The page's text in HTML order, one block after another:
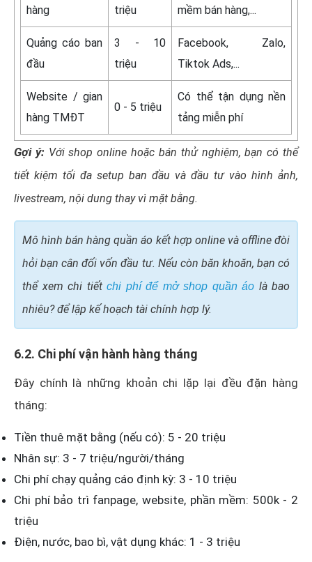
hàng
triệu
mềm bán hàng,...
Quảng cáo ban
đầu
3 - 10
triệu
Facebook, Zalo,
Tiktok Ads,...
Website / gian
hàng TMĐT
0 - 5 triệu
Có thể tận dụng nền
tảng miễn phí
Gợi ý: Với shop online hoặc bán thử nghiệm, bạn có thể
tiết kiệm tối đa setup ban đầu và đầu tư vào hình ảnh,
livestream, nội dung thay vì mặt bằng.
Mô hình bán hàng quần áo kết hợp online và offline đòi
hỏi bạn cân đối vốn đầu tư. Nếu còn băn khoăn, bạn có
thể xem chi tiết chi phí để mở shop quần áo là bao
nhiêu? để lập kế hoạch tài chính hợp lý.
6.2. Chi phí vận hành hàng tháng
Đây chính là những khoản chi lặp lại đều đặn hàng
tháng:
Tiền thuê mặt bằng (nếu có): 5 - 20 triệu
Nhân sự: 3 - 7 triệu/người/tháng
Chi phí chạy quảng cáo định kỳ: 3 - 10 triệu
Chi phí bảo trì fanpage, website, phần mềm: 500k - 2
triệu
Điện, nước, bao bì, vật dụng khác: 1 - 3 triệu